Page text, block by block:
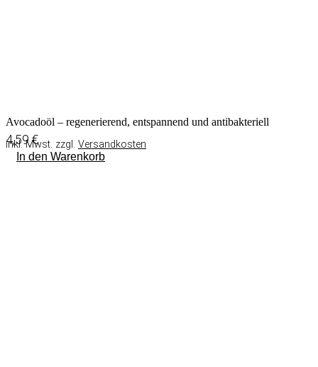
Avocadoöl – regenerierend, entspannend und antibakteriell
4,59€
inkl. Mwst. zzgl. Versandkosten
In den Warenkorb